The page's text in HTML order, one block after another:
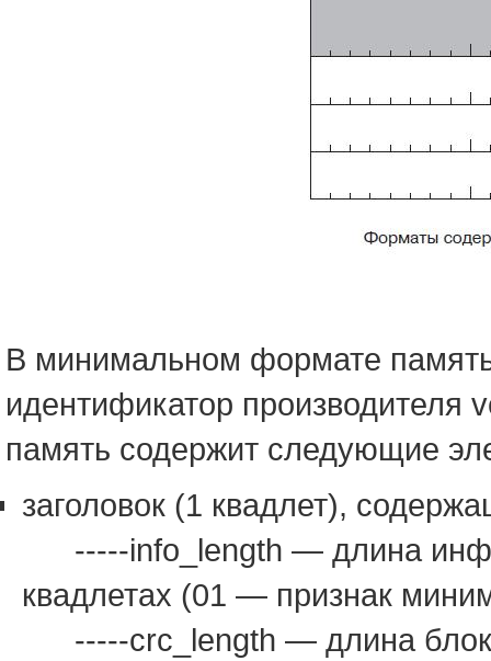
В минимальном формате
идентификатор
память содержит следующие
заголовок (1 квадлет),
-----info_length — длина
квадлетах (01 — признак
-----crc_length — длина